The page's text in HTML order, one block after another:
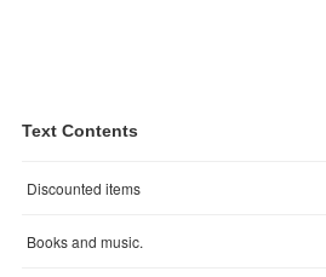
Text Contents
Discounted items
Books and music.